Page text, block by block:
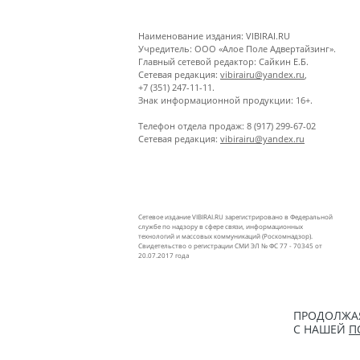
Наименование издания: VIBIRAI.RU
Учредитель: ООО «Алое Поле Адвертайзинг».
Главный сетевой редактор: Сайкин Е.Б.
Сетевая редакция: vibirairu@yandex.ru
+7 (351) 247-11-11.
Знак информационной продукции: 16+.
Телефон отдела продаж: 8 (917) 299-67-02
Сетевая редакция: vibirairu@yandex.ru
Сетевое издание VIBIRAI.RU зарегистрировано в Федеральной
службе по надзору в сфере связи, информационных
технологий и массовых коммуникаций (Роскомнадзор).
Свидетельство о регистрации СМИ ЭЛ № ФС 77 - 70345 от
20.07.2017 года
С НАШЕЙ